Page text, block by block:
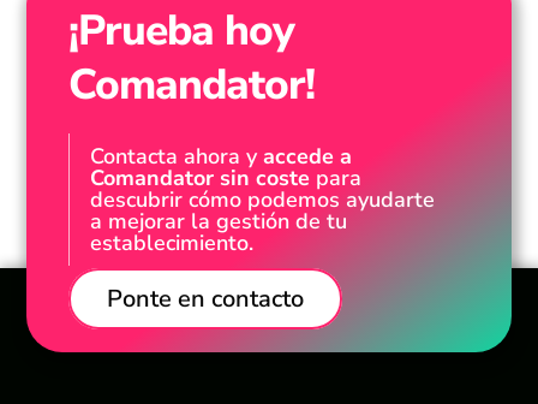
¡Prueba hoy
Comandator!
Contacta ahora yaccede a
Comandator sin coste para
descubrir cómo podemos ayudarte
a mejorar la gestión de tu
establecimiento.
Ponte en contacto